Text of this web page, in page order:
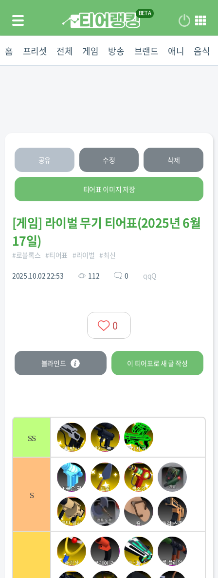
홈 프리셋 전체 게임 방송 브랜드 애니 음식
공유 수정 삭제
티어표 이미지 저장
[게임] 라이벌 무기 티어표(2025년 6월
17일)
#로블록스 #티어표 #라이벌 #최신
2025.10.02 22:53 112 0 qqQ
0
블라인드 이 티어표로 새 글 작성
ss
s